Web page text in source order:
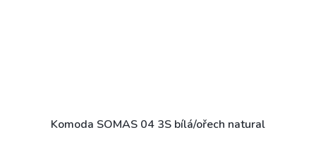
Komoda SOMAS 04 3S bílá/ořech natural